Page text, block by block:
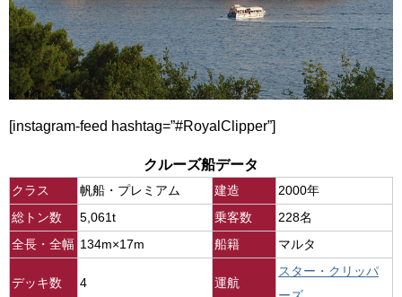
[instagram-feed hashtag=”#RoyalClipper”]
クルーズ船データ
クラス 帆船・プレミアム 建造
2000年
総トン数
5,061t 乗客数
228名
全長・全幅 134m×17m 船籍 マルタ
デッキ数 4 運航
スター・クリッパ